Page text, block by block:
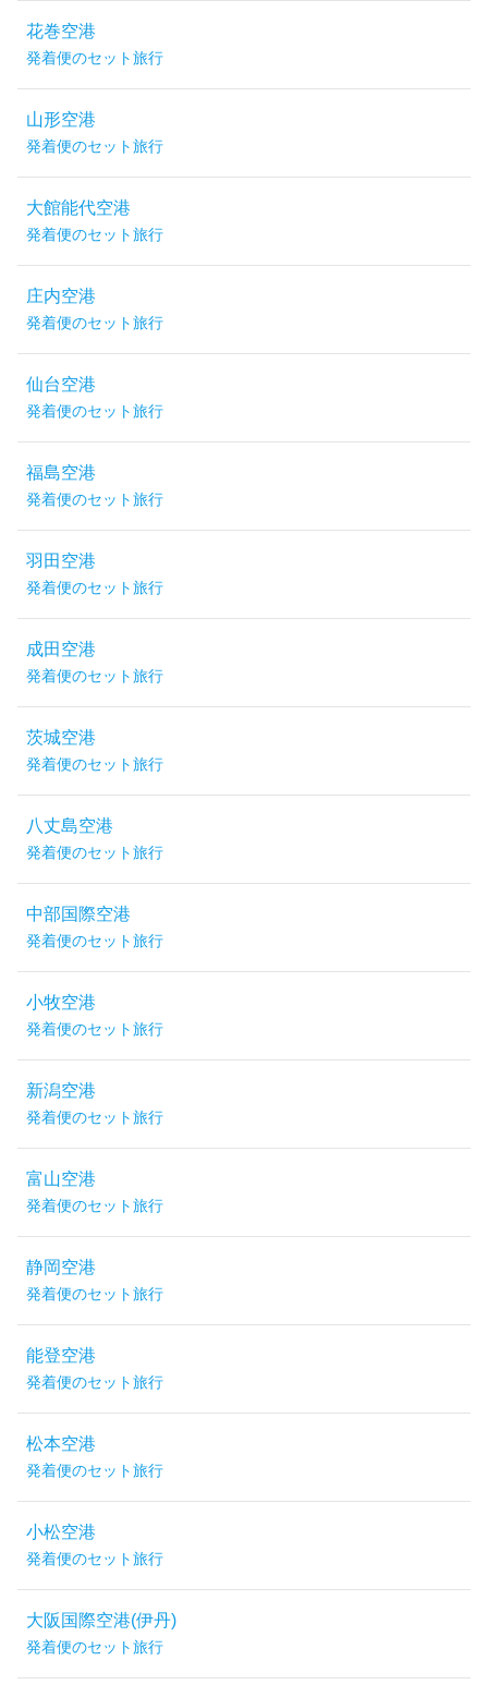
花巻空港
発着便のセット旅行
山形空港
発着便のセット旅行
大館能代空港
発着便のセット旅行
庄内空港
発着便のセット旅行
仙台空港
発着便のセット旅行
福島空港
発着便のセット旅行
羽田空港
発着便のセット旅行
成田空港
発着便のセット旅行
茨城空港
発着便のセット旅行
八丈島空港
発着便のセット旅行
中部国際空港
発着便のセット旅行
小牧空港
発着便のセット旅行
新潟空港
発着便のセット旅行
富山空港
発着便のセット旅行
静岡空港
発着便のセット旅行
能登空港
発着便のセット旅行
松本空港
発着便のセット旅行
小松空港
発着便のセット旅行
大阪国際空港(伊丹)
発着便のセット旅行